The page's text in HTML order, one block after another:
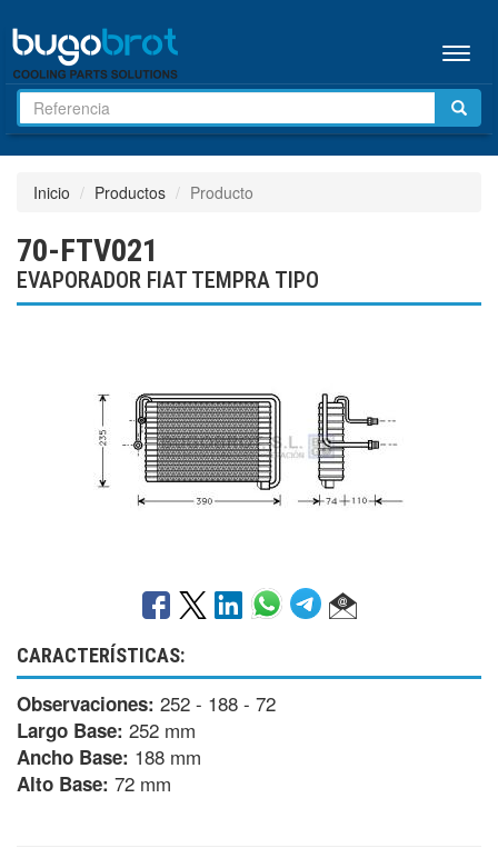
Menú
Inicio Productos Producto
70-FTV021
EVAPORADOR FIAT TEMPRA TIPO
CARACTERÍSTICAS:
Observaciones: 252 - 188 - 72
Largo Base: 252 mm
Ancho Base: 188 mm
Alto Base: 72 mm